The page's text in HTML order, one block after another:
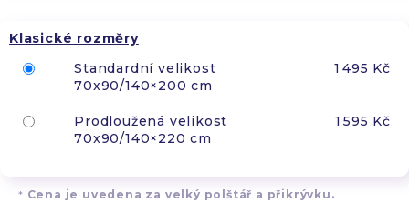
Klasické rozměry
Standardní velikost
70x90/140×200 cm
1 495 Kč
Prodloužená velikost
70x90/140×220 cm
1 595 Kč
* Cena je uvedena za velký polštář a přikrývku.